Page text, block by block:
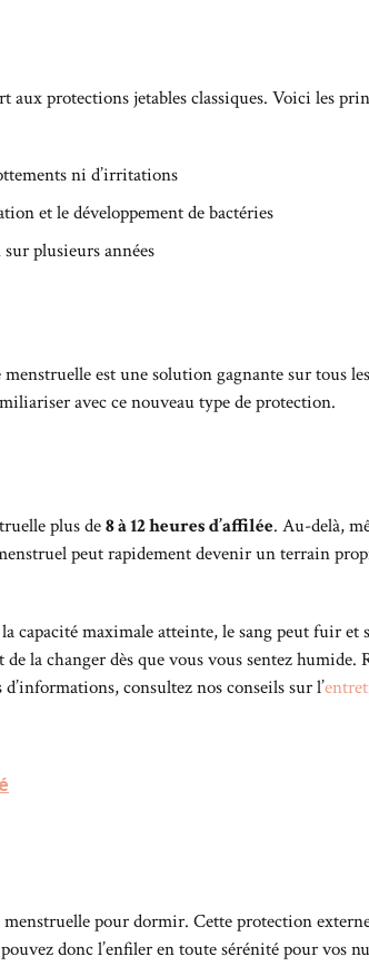
protections jetables classiques. Voici les
ni d’irritations
et le développement de bactéries
plusieurs années
est une solution gagnante sur tous
avec ce nouveau type de protection.
plus de8 à 12 heures d’affilée. Au-delà,
peut rapidement devenir un terrain
capacité maximale atteinte, le sang peut fuir et
la changer dès que vous vous sentez humide.
consultez nos conseils sur l’
pour dormir. Cette protection
donc l’enfiler en toute sérénité pour vos